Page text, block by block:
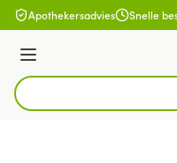
Ga naar de inhoud
Apothekersadvies Snelle
Menu
Product, merk, categorie...